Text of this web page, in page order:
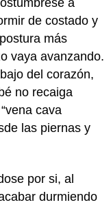
de costado y
más
vaya avanzando.
del corazón,
no recaiga
cava
las piernas y
por si, al
durmiendo